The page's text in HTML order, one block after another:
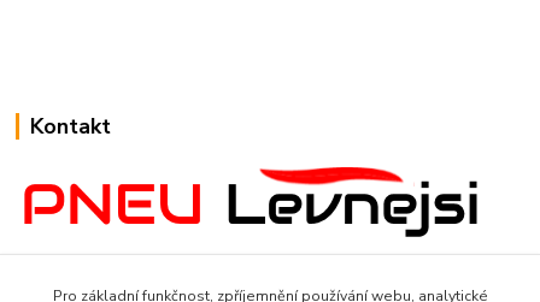
Kontakt
Pro základní funkčnost, zpříjemnění používání webu, analytické